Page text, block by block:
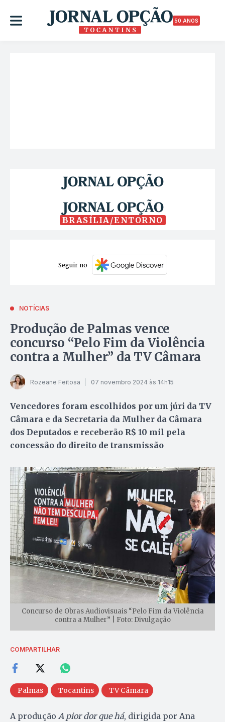
50 ANOS
BRASÍLIA/ENTORNO
Seguir no
NOTÍCIAS
Produção de Palmas vence
concurso “Pelo Fim da Violência
contra a Mulher” da TV Câmara
Rozeane Feitosa 07 novembro 2024 às 14h15
Vencedores foram escolhidos por um júri da TV
Câmara e da Secretaria da Mulher da Câmara
dos Deputados e receberão R$ 10 mil pela
concessão do direito de transmissão
Concurso de Obras Audiovisuais “Pelo Fim da Violência
contra a Mulher” | Foto: Divulgação
COMPARTILHAR
Palmas Tocantins TV Câmara
A produção A pior dor que há, dirigida por Ana